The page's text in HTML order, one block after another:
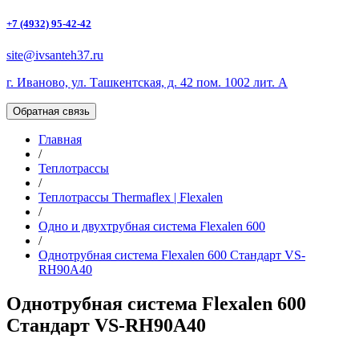
+7 (4932) 95-42-42
site@ivsanteh37.ru
г. Иваново, ул. Ташкентская, д. 42 пом. 1002 лит. А
Обратная связь
Главная
/
Теплотрассы
/
Теплотрассы Thermaflex | Flexalen
/
Одно и двухтрубная система Flexalen 600
/
Однотрубная система Flexalen 600 Стандарт VS-
RH90A40
Однотрубная система Flexalen 600
Стандарт VS-RH90A40